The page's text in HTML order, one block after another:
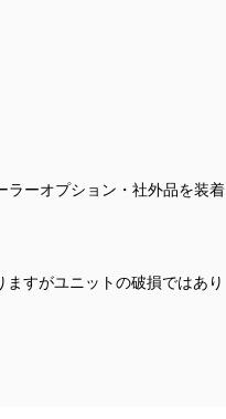
ーオプション・社外品を装着
すがユニットの破損ではあり